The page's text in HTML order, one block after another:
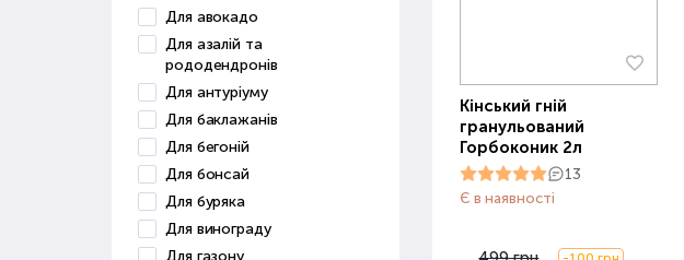
Для авокадо
Для азалій та
рододендронів
Для антуріуму
Для баклажанів
Для бегоній
Для бонсай
Для буряка
Для винограду
Для газону
Кінський гній
гранульований
Горбоконик 2л
13
Є в наявності